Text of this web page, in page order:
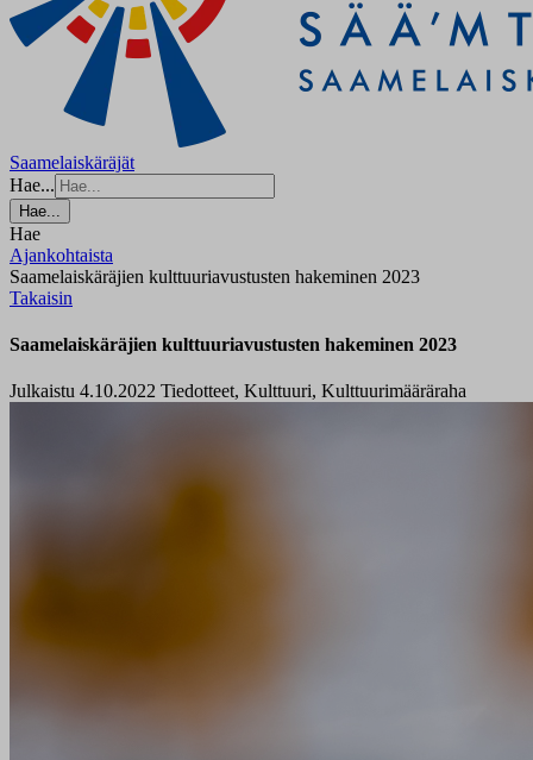
Saamelaiskäräjät
Hae...
Hae...
Hae
Ajankohtaista
Saamelaiskäräjien kulttuuriavustusten hakeminen 2023
Takaisin
Saamelaiskäräjien kulttuuriavustusten hakeminen 2023
Julkaistu 4.10.2022 Tiedotteet, Kulttuuri, Kulttuurimääräraha